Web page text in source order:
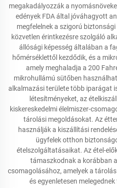
megakadályozzák a
edények FDA által jóváhagyott
megfelelnek a szigorú
közvetlen érintkezésre szolgáló
állósági képesség általában a
hőmérséklettől kezdődik, és a
amely meghaladja a 200
mikrohullámú sütőben
alkalmazási területe több iparágat
létesítményeket, az
kiskereskedelmi élelmiszer-
tárolási megoldásokat. Az
használják a kiszállítási
ügyfelek otthon
ételszolgáltatásaikat. Az étel-
támaszkodnak a korábban
csomagolásához, amelyek a
és egyenletesen